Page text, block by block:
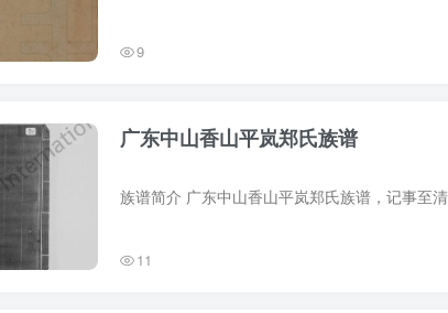
9
广东中山香山平岚郑氏族谱
11